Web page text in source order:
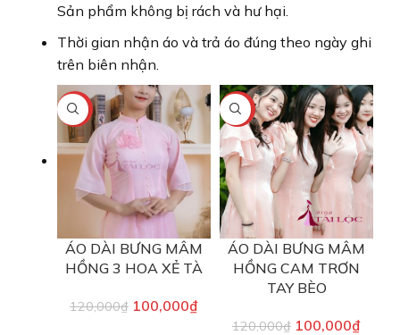
Sản phẩm không bị rách và hư hại.
Thời gian nhận áo và trả áo đúng theo ngày ghi
trên biên nhận.
-17%
ÁO DÀI BƯNG MÂM
HỒNG 3 HOA XẺ TÀ
120,000₫ 100,000₫
-17%
ÁO DÀI BƯNG MÂM
HỒNG CAM TRƠN
TAY BÈO
120,000₫ 100,000₫